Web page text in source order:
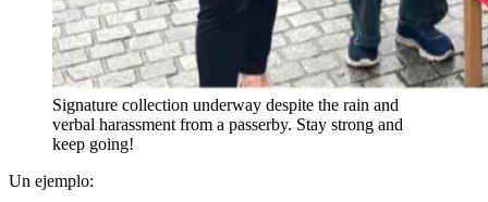
Signature collection underway despite the rain and
verbal harassment from a passerby. Stay strong and
keep going!
Un ejemplo: